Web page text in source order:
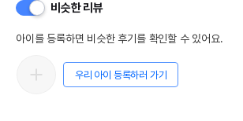
비슷한 리뷰
아이를 등록하면 비슷한 후기를 확인할 수 있어요.
우리 아이 등록하러 가기